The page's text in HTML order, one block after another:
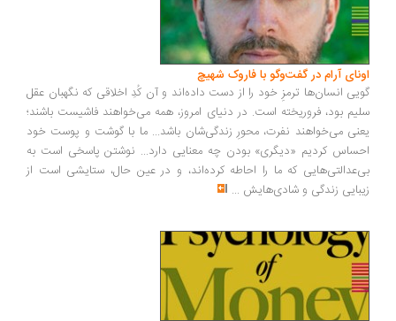
آرام در گفت‌وگو با فاروک شهیچ‭
انسان‌ها ترمزِ خود را از دست داده‌اند و آن کُدِ اخلاقی که نگهبان عقل
بود، فروریخته است. در دنیای امروز، همه می‌خواهند فاشیست باشند؛
می‌خواهند نفرت، محورِ زندگی‌شان باشد... ما با گوشت و پوست خود
کردیم «دیگری» بودن چه معنایی دارد... نوشتن پاسخی است به
که ما را احاطه کرده‌اند، و در عین حال، ستایشی است از
زندگی و شادی‌هایش...